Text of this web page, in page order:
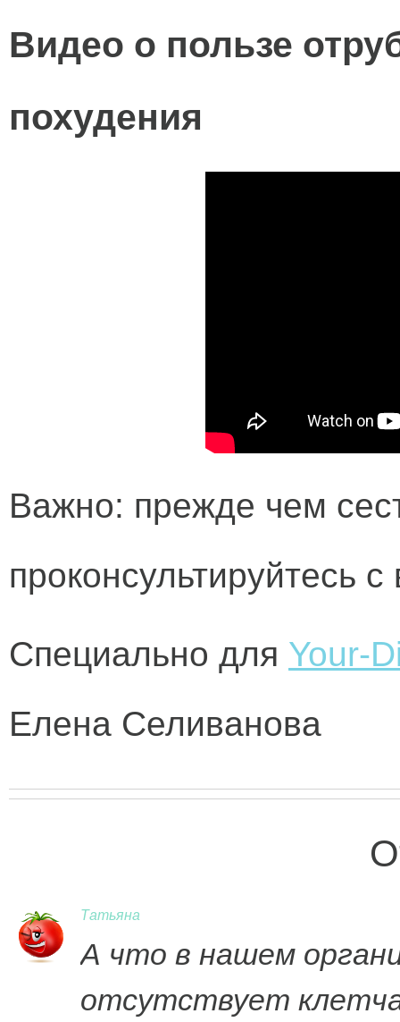
Видео о пользе
похудения
Важно: прежде чем
проконсультируйтесь
Специально для Your-
Елена Селиванова
Татьяна
А что в нашем
отсутствует